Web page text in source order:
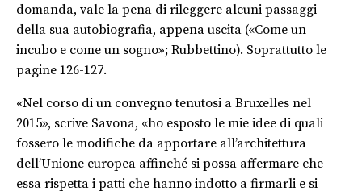
domanda, vale la pena di rileggere alcuni passaggi
della sua autobiografia, appena uscita («Come un
incubo e come un sogno»; Rubbettino). Soprattutto le
pagine 126-127.
«Nel corso di un convegno tenutosi a Bruxelles nel
2015», scrive Savona, «ho esposto le mie idee di quali
fossero le modifiche da apportare all’architettura
dell’Unione europea affinché si possa affermare che
essa rispetta i patti che hanno indotto a firmarli e si